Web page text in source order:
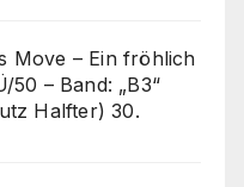
Move – Ein fröhlich
– Band: „B3“
Halfter) 30.